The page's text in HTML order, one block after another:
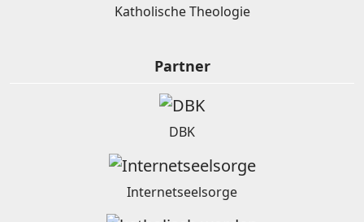
Katholische Theologie
Partner
DBK
Internetseelsorge